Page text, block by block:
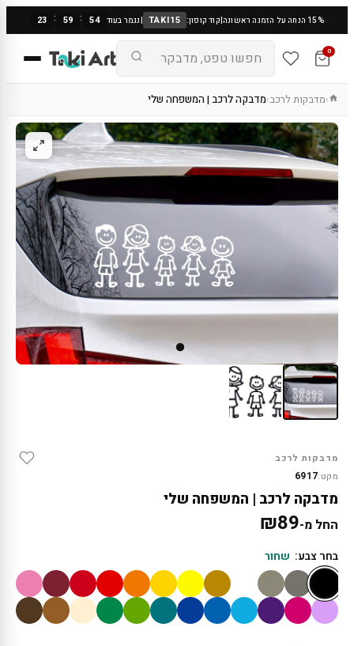
15% הנחה על הזמנה ראשונה |קוד קופון: TAKI15
|נגמר בעוד 23 : 59 : 53
0
›מדבקות לרכב›מדבקה לרכב | המשפחה שלי
מדבקות לרכב
מקט:6917
מדבקה לרכב | המשפחה שלי
החל מ- ₪89
בחר צבע: שחור